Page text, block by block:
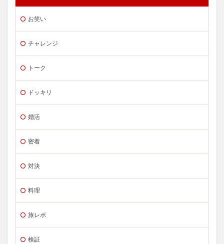
お笑い
チャレンジ
トーク
ドッキリ
婚活
密着
対決
料理
旅レポ
検証